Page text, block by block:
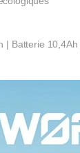
| Batterie